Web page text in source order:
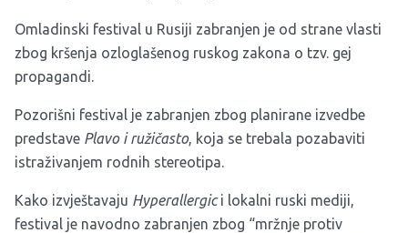
Omladinski festival u Rusiji zabranjen je od strane vlasti
zbog kršenja ozloglašenog ruskog zakona o tzv. gej
propagandi.
Pozorišni festival je zabranjen zbog planirane izvedbe
predstave Plavo i ružičasto, koja se trebala pozabaviti
istraživanjem rodnih stereotipa.
Kako izvještavaju Hyperallergici lokalni ruski mediji,
festival je navodno zabranjen zbog “mržnje protiv